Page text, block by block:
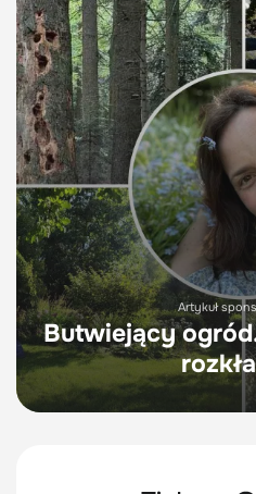
Artykuł
Butwiejący